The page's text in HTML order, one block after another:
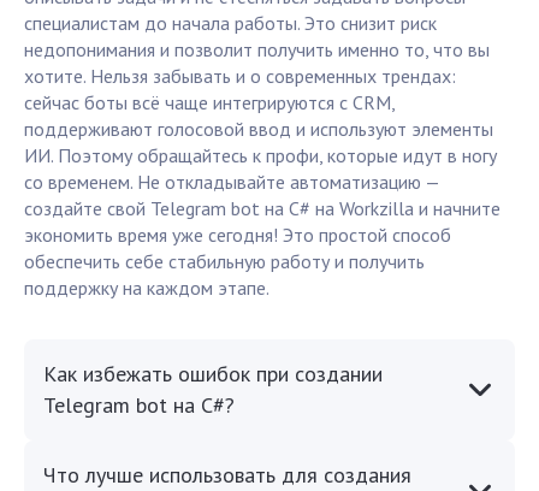
специалистам до начала работы. Это снизит риск
недопонимания и позволит получить именно то, что вы
хотите. Нельзя забывать и о современных трендах:
сейчас боты всё чаще интегрируются с CRM,
поддерживают голосовой ввод и используют элементы
ИИ. Поэтому обращайтесь к профи, которые идут в ногу
со временем. Не откладывайте автоматизацию —
создайте свой Telegram bot на C# на Workzilla и начните
экономить время уже сегодня! Это простой способ
обеспечить себе стабильную работу и получить
поддержку на каждом этапе.
Как избежать ошибок при создании
Telegram bot на C#?
Что лучше использовать для создания